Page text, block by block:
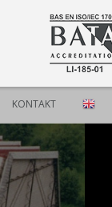
KONTAKT